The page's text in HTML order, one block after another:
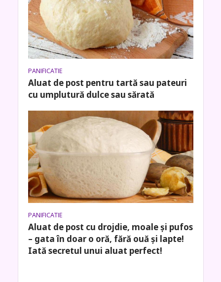
PANIFICATIE
Aluat de post pentru tartă sau pateuri
cu umplutură dulce sau sărată
PANIFICATIE
Aluat de post cu drojdie, moale și pufos
– gata în doar o oră, fără ouă și lapte!
Iată secretul unui aluat perfect!